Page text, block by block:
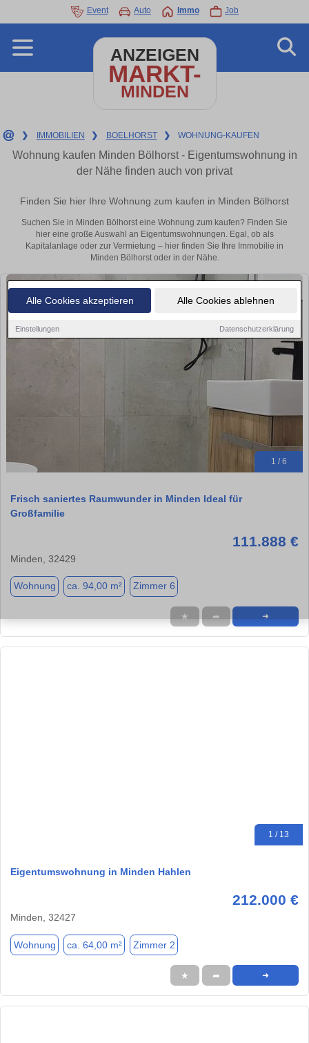
Alle Cookies akzeptieren Alle Cookies ablehnen
Einstellungen Datenschutzerklärung
Event Auto Immo Job
ANZEIGEN
MARKT-
MINDEN
❯ IMMOBILIEN ❯ BOELHORST ❯ WOHNUNG-KAUFEN
Wohnung kaufen Minden Bölhorst - Eigentumswohnung in
der Nähe finden auch von privat
Finden Sie hier Ihre Wohnung zum kaufen in Minden Bölhorst
Suchen Sie in Minden Bölhorst eine Wohnung zum kaufen? Finden Sie
hier eine große Auswahl an Eigentumswohnungen. Egal, ob als
Kapitalanlage oder zur Vermietung – hier finden Sie Ihre Immobilie in
Minden Bölhorst oder in der Nähe.
1 / 6
Frisch saniertes Raumwunder in Minden Ideal für
Großfamilie
111.888 €
Minden, 32429
Wohnung ca. 94,00 m² Zimmer 6
★ ➦ ➜
1 / 13
Eigentumswohnung in Minden Hahlen
212.000 €
Minden, 32427
Wohnung ca. 64,00 m² Zimmer 2
★ ➦ ➜